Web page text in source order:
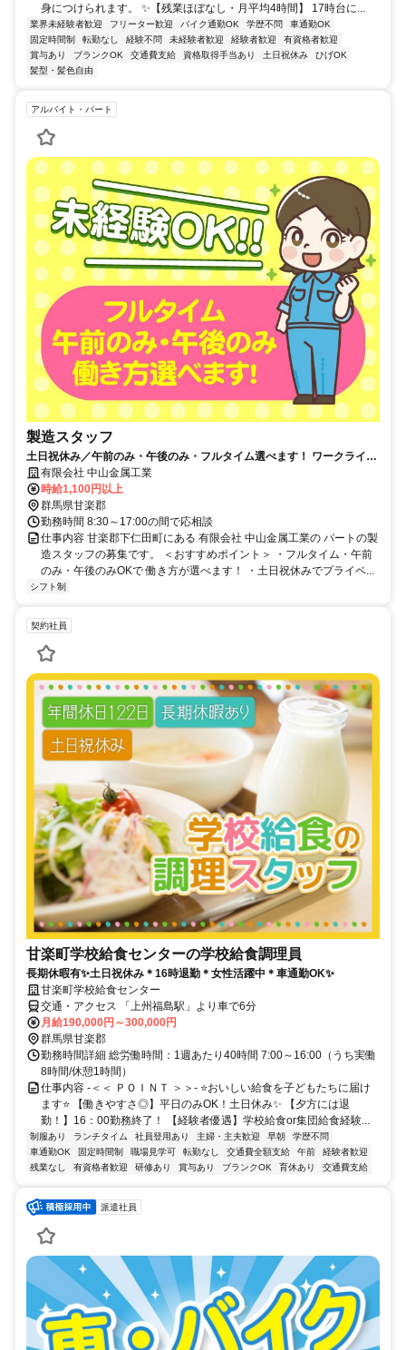
身につけられます。 ✨【残業ほぼなし・月平均4時間】 17時台に...
業界未経験者歓迎 フリーター歓迎 バイク通勤OK 学歴不問
車通勤OK
固定時間制
転勤なし 経験不問 未経験者歓迎 経験者歓迎
有資格者歓迎
賞与あり
ブランクOK 交通費支給 資格取得手当あり 土日祝休み
ひげOK
髪型・髪色自由
アルバイト・パート
製造スタッフ
土日祝休み／午前のみ・午後のみ・フルタイム選べます！ ワークライフ
バランスの実現が可能な職場です！
有限会社 中山金属工業
時給1,100円以上
群馬県甘楽郡
勤務時間 8:30～17:00の間で応相談
仕事内容 甘楽郡下仁田町にある 有限会社 中山金属工業の パートの製
造スタッフの募集です。 ＜おすすめポイント＞ ・フルタイム・午前
のみ・午後のみOKで 働き方が選べます！ ・土日祝休みでプライベ...
シフト制
契約社員
甘楽町学校給食センターの学校給食調理員
長期休暇有✨土日祝休み＊16時退勤＊女性活躍中＊車通勤OK✨
甘楽町学校給食センター
交通・アクセス 「上州福島駅」より車で6分
月給190,000円～300,000円
群馬県甘楽郡
勤務時間詳細 総労働時間：1週あたり40時間 7:00～16:00（うち実働
8時間/休憩1時間）
仕事内容 -＜＜ ＰＯＩＮＴ ＞＞- ⭐おいしい給食を子どもたちに届け
ます⭐ 【働きやすさ◎】平日のみOK！土日休み✨ 【夕方には退
勤！】16：00勤務終了！ 【経験者優遇】学校給食or集団給食経験...
制服あり ランチタイム 社員登用あり 主婦・主夫歓迎 早朝
学歴不問
車通勤OK
固定時間制 職場見学可 転勤なし 交通費全額支給 午前
経験者歓迎
残業なし
有資格者歓迎 研修あり 賞与あり ブランクOK 育休あり 交通費支給
派遣社員